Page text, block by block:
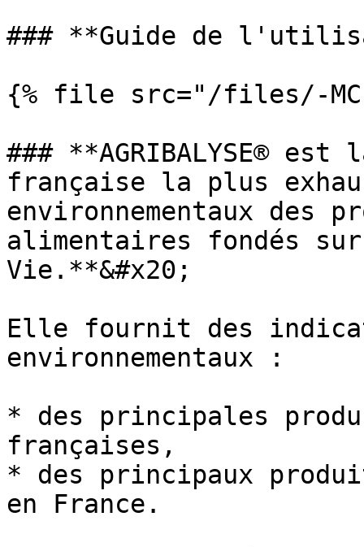
### **Guide de
{% file src="/files/-
### **AGRIBALYSE®
française la plus
environnementaux des
alimentaires fondés
Vie.**&#x20;
Elle fournit des
environnementaux :
* des principales
françaises,
* des principaux
en France.